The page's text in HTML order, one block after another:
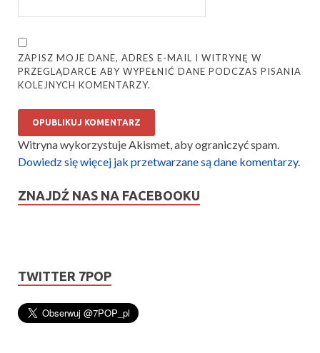
ZAPISZ MOJE DANE, ADRES E-MAIL I WITRYNĘ W
PRZEGLĄDARCE ABY WYPEŁNIĆ DANE PODCZAS PISANIA
KOLEJNYCH KOMENTARZY.
Witryna wykorzystuje Akismet, aby ograniczyć spam.
Dowiedz się więcej jak przetwarzane są dane komentarzy.
ZNAJDŹ NAS NA FACEBOOKU
TWITTER 7POP